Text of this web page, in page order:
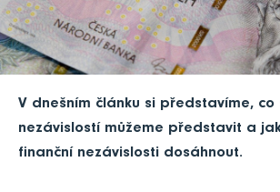
V dnešním článku si představíme,
nezávislostí můžeme představit a
finanční nezávislosti dosáhnout.